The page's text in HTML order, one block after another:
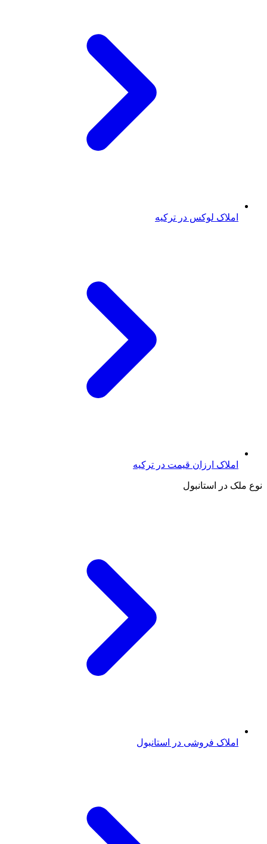
املاک لوکس در ترکیه
املاک ارزان قیمت در ترکیه
نوع ملک در استانبول
املاک فروشی در استانبول